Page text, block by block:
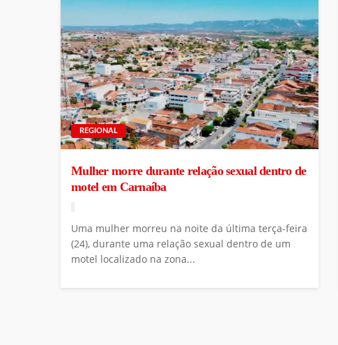
REGIONAL
Mulher morre durante relação sexual dentro de
motel em Carnaíba
Uma mulher morreu na noite da última terça-feira
(24), durante uma relação sexual dentro de um
motel localizado na zona...